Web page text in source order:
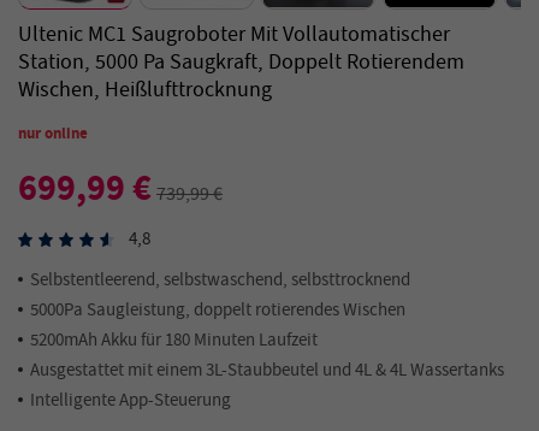
Ultenic MC1 Saugroboter Mit Vollautomatischer
Station, 5000 Pa Saugkraft, Doppelt Rotierendem
Wischen, Heißlufttrocknung
nur online
699,99 €739,99 €
4,8
Selbstentleerend, selbstwaschend, selbsttrocknend
5000Pa Saugleistung, doppelt rotierendes Wischen
5200mAh Akku für 180 Minuten Laufzeit
Ausgestattet mit einem 3L-Staubbeutel und 4L & 4L Wassertanks
Intelligente App-Steuerung